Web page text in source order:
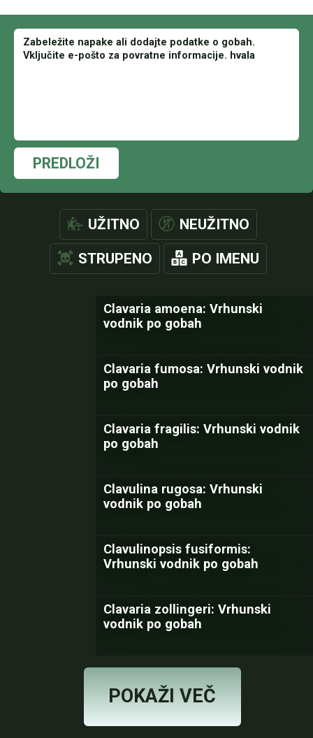
PREDLOŽI
UŽITNO NEUŽITNO
STRUPENO PO IMENU
Clavaria amoena: Vrhunski
vodnik po gobah
Clavaria fumosa: Vrhunski vodnik
po gobah
Clavaria fragilis: Vrhunski vodnik
po gobah
Clavulina rugosa: Vrhunski
vodnik po gobah
Clavulinopsis fusiformis:
Vrhunski vodnik po gobah
Clavaria zollingeri: Vrhunski
vodnik po gobah
POKAŽI VEČ